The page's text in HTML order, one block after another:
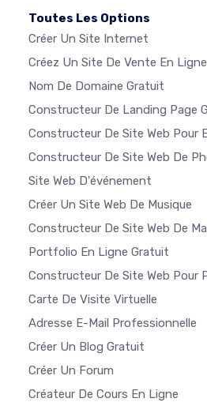
Toutes Les Options
Créer Un Site Internet
Créez Un Site De Vente En Ligne
Nom De Domaine Gratuit
Constructeur De Landing Page
Constructeur De Site Web Pour
Constructeur De Site Web De
Site Web D'événement
Créer Un Site Web De Musique
Constructeur De Site Web De
Portfolio En Ligne Gratuit
Constructeur De Site Web Pour
Carte De Visite Virtuelle
Adresse E-Mail Professionnelle
Créer Un Blog Gratuit
Créer Un Forum
Créateur De Cours En Ligne